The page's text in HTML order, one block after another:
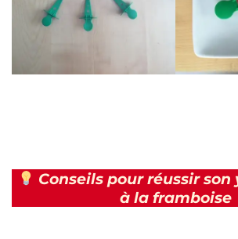
Conseils pour réussir
à la framboise